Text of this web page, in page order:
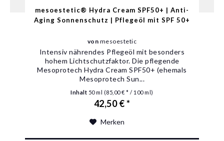
mesoestetic® Hydra Cream SPF50+ | Anti-
Aging Sonnenschutz | Pflegeöl mit SPF 50+
von mesoestetic
Intensiv nährendes Pflegeöl mit besonders
hohem Lichtschutzfaktor. Die pflegende
Mesoprotech Hydra Cream SPF50+ (ehemals
Mesoprotech Sun...
Inhalt 50 ml (85,00 € * / 100 ml)
42,50 € *
Merken